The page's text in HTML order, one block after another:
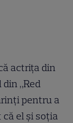
actrița din
din „Red
pentru a
că el și soția